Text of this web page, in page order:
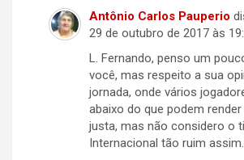
Antônio Carlos Pauperio
29 de outubro de 2017 às
L. Fernando, penso um
você, mas respeito a sua
jornada, onde vários
abaixo do que podem
justa, mas não considero o
Internacional tão ruim assim.